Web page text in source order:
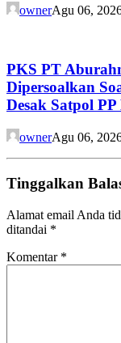
ownerAgu 06,
PKS PT
Dipersoalkan
Desak Satpol
ownerAgu 06,
Tinggalkan
Alamat email Anda
ditandai *
Komentar *